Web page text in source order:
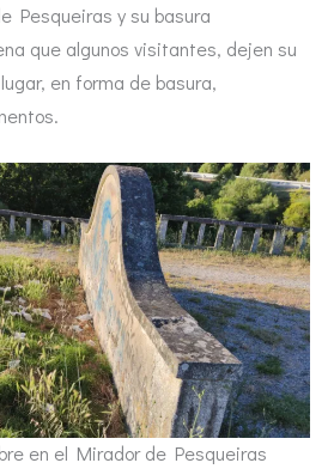
Pesqueiras y su basura
que algunos visitantes, dejen su
en forma de basura,
en el Mirador de Pesqueiras